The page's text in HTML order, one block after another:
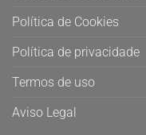
Política de Cookies
Política de privacidade
Termos de uso
Aviso Legal